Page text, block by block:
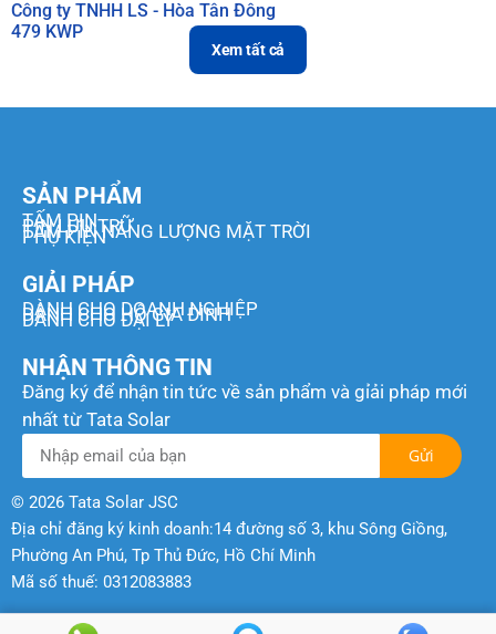
Công ty TNHH LS - Hòa Tân Đông
479 KWP
Xem tất cả
SẢN PHẨM
TẤM PIN
PIN LƯU TRỮ
TẤM PIN NĂNG LƯỢNG MẶT TRỜI
PHỤ KIỆN
GIẢI PHÁP
DÀNH CHO DOANH NGHIỆP
DÀNH CHO HỘ GIA ĐÌNH
DÀNH CHO ĐẠI LÝ
NHẬN THÔNG TIN
Đăng ký để nhận tin tức về sản phẩm và gỉải pháp mới
nhất từ Tata Solar
Gửi
© 2026 Tata Solar JSC
Địa chỉ đăng ký kinh doanh:14 đường số 3, khu Sông Giồng,
Phường An Phú, Tp Thủ Đức, Hồ Chí Minh
Mã số thuế: 0312083883